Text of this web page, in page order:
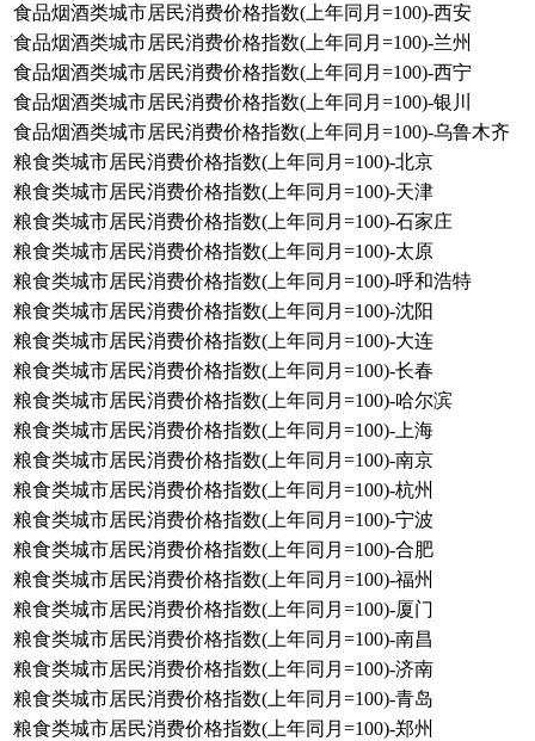
食品烟酒类城市居民消费价格指数(上年同月=100)-西安
食品烟酒类城市居民消费价格指数(上年同月=100)-兰州
食品烟酒类城市居民消费价格指数(上年同月=100)-西宁
食品烟酒类城市居民消费价格指数(上年同月=100)-银川
食品烟酒类城市居民消费价格指数(上年同月=100)-乌鲁木齐
粮食类城市居民消费价格指数(上年同月=100)-北京
粮食类城市居民消费价格指数(上年同月=100)-天津
粮食类城市居民消费价格指数(上年同月=100)-石家庄
粮食类城市居民消费价格指数(上年同月=100)-太原
粮食类城市居民消费价格指数(上年同月=100)-呼和浩特
粮食类城市居民消费价格指数(上年同月=100)-沈阳
粮食类城市居民消费价格指数(上年同月=100)-大连
粮食类城市居民消费价格指数(上年同月=100)-长春
粮食类城市居民消费价格指数(上年同月=100)-哈尔滨
粮食类城市居民消费价格指数(上年同月=100)-上海
粮食类城市居民消费价格指数(上年同月=100)-南京
粮食类城市居民消费价格指数(上年同月=100)-杭州
粮食类城市居民消费价格指数(上年同月=100)-宁波
粮食类城市居民消费价格指数(上年同月=100)-合肥
粮食类城市居民消费价格指数(上年同月=100)-福州
粮食类城市居民消费价格指数(上年同月=100)-厦门
粮食类城市居民消费价格指数(上年同月=100)-南昌
粮食类城市居民消费价格指数(上年同月=100)-济南
粮食类城市居民消费价格指数(上年同月=100)-青岛
粮食类城市居民消费价格指数(上年同月=100)-郑州